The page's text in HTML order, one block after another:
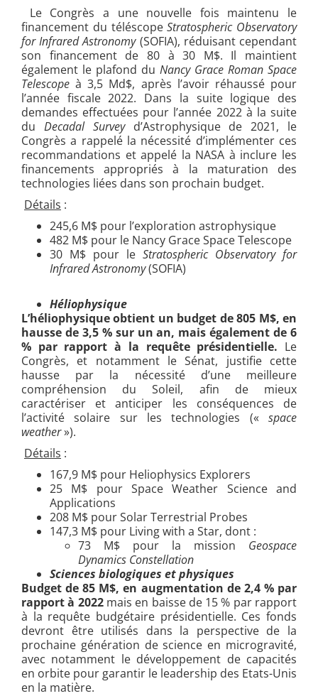
Le Congrès a une nouvelle fois maintenu le
financement du téléscopeStratospheric Observatory
for Infrared Astronomy(SOFIA), réduisant cependant
son financement de 80 à 30 M$. Il maintient
également le plafond du Nancy Grace Roman Space
Telescope à 3,5 Md$, après l’avoir réhaussé pour
l’année fiscale 2022. Dans la suite logique des
demandes effectuées pour l’année 2022 à la suite
du Decadal Survey d’Astrophysique de 2021, le
Congrès a rappelé la nécessité d’implémenter ces
recommandations et appelé la NASA à inclure les
financements appropriés à la maturation des
technologies liées dans son prochain budget.
Détails :
245,6 M$ pour l’exploration astrophysique
482 M$ pour le Nancy Grace Space Telescope
30 M$ pour le Stratospheric Observatory for
Infrared Astronomy(SOFIA)
Héliophysique
L’héliophysique obtient un budget de 805 M$, en
hausse de 3,5 % sur un an, mais également de 6
% par rapport à la requête présidentielle. Le
Congrès, et notamment le Sénat, justifie cette
hausse par la nécessité d’une meilleure
compréhension du Soleil, afin de mieux
caractériser et anticiper les conséquences de
l’activité solaire sur les technologies (« space
weather»).
Détails :
167,9 M$ pour Heliophysics Explorers
25 M$ pour Space Weather Science and
Applications
208 M$ pour Solar Terrestrial Probes
147,3 M$ pour Living with a Star, dont :
73 M$ pour la mission Geospace
Dynamics Constellation
Sciences biologiques et physiques
Budget de 85 M$, en augmentation de 2,4 % par
rapport à 2022 mais en baisse de 15 % par rapport
à la requête budgétaire présidentielle. Ces fonds
devront être utilisés dans la perspective de la
prochaine génération de science en microgravité,
avec notamment le développement de capacités
en orbite pour garantir le leadership des Etats-Unis
en la matière.